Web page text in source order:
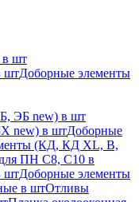
в шт
штДоборные элементы
ЭБ new) в шт
new) в штДоборные
(КД, КД XL, В,
ПН С8, С10 в
штДоборные элементы
в штОтливы